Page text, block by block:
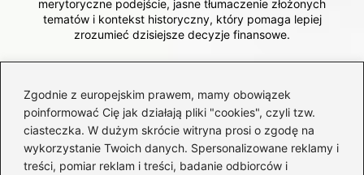
Zgodnie z europejskim prawem, mamy obowiązek
poinformować Cię jak działają pliki "cookies", czyli tzw.
ciasteczka. W dużym skrócie witryna prosi o zgodę na
wykorzystanie Twoich danych. Spersonalizowane reklamy i
treści, pomiar reklam i treści, badanie odbiorców i
merytoryczne podejście, jasne tłumaczenie złożonych
tematów i kontekst historyczny, który pomaga lepiej
zrozumieć dzisiejsze decyzje finansowe.
konsekwencje?
→
Jakie są koszty notarialne przy zakupie domu i ile
trzeba za nie zapłacić?